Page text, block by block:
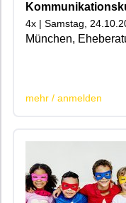
4x | Samstag,
München,
mehr / anmelden